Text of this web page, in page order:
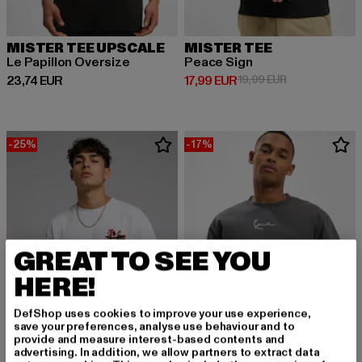
MISTER TEE UPSCALE
Le Papillon Oversize
23,74 EUR
Derzeitiger Preis: 23,74 EUR
MISTER TEE
Peace Sign
17,99 EUR
Derzeitiger Preis: 17,99 EUR
19,99 EURAktionspreis:
-25% -17%
GREAT TO SEE YOU
HERE!
DefShop uses cookies to improve your use experience,
save your preferences, analyse use behaviour and to
provide and measure interest-based contents and
advertising. In addition, we allow partners to extract data